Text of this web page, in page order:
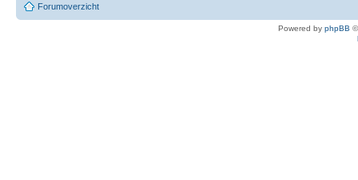
Forumoverzicht
Powered by phpBB